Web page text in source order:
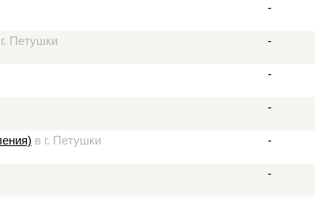
-
Петушки -
-
-
в г. Петушки -
-